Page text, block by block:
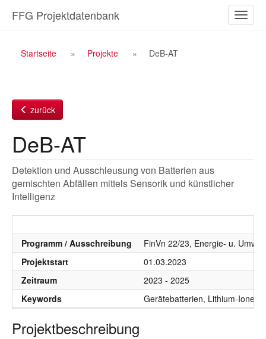
Inhalt
ein-/
FFG Projektdatenbank
Breadcrumb
Startseite Projekte DeB-AT
zurück
DeB-AT
Detektion und Ausschleusung von Batterien aus
gemischten Abfällen mittels Sensorik und künstlicher
Intelligenz
Programm / Ausschreibung
FinVn 22/23, Energie- u.
Projektstart
01.03.2023
Zeitraum
2023 - 2025
Keywords
Gerätebatterien, Lithium-
Projektbeschreibung